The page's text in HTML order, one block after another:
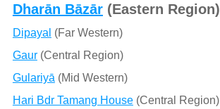
Dharān Bāzār(Eastern Region)
Dipayal (Far Western)
Gaur(Central Region)
Gulariyā (Mid Western)
Hari Bdr Tamang House(Central Region)